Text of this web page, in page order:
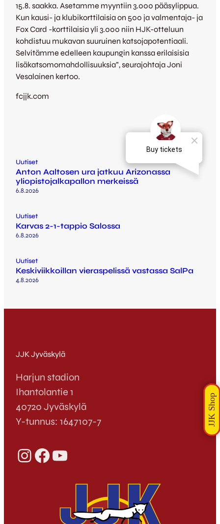
15.8. saakka. Asetamme myyntiin 3.000 pääsylippua.
Kun kausi- ja klubikorttilaisia on 500 ja valmentaja- ja
Fox Card -korttilaisia yli 3.000 niin HJK-otteluun
kohdistuu mukavan suuruinen katsojapotentiaali.
Selvitämme edelleen kaupungin kanssa erilaisisia
lisäkatsomomahdollisuuksia”, seurajohtaja Joni
Vesalainen kertoo.
fcjjk.com
Uutiset
Anton Aaltosen ura jatkuu Arizonassa
yliopistojalkapallon merkeissä
6.8.2026
Uutiset
Karvas 2-1-tappio Salossa
6.8.2026
Uutiset
Keskiviikkoillan vieraspelissä vastassa SalPa
4.8.2026
JJK Jyväskylä
Harjun stadion
Ihantolantie 1
40720 Jyväskylä
Y-tunnus: 1647107-7
InstagramFacebook YouTube